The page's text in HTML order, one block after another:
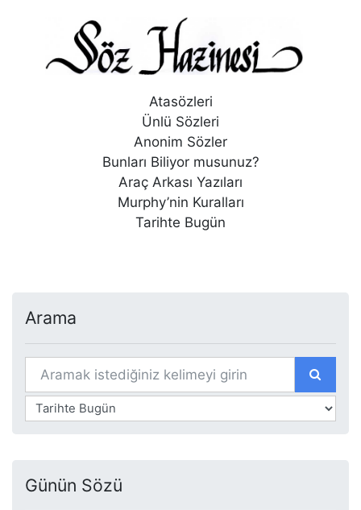
Atasözleri
Ünlü Sözleri
Anonim Sözler
Bunları Biliyor musunuz?
Araç Arkası Yazıları
Murphy’nin Kuralları
Tarihte Bugün
Arama
Günün Sözü